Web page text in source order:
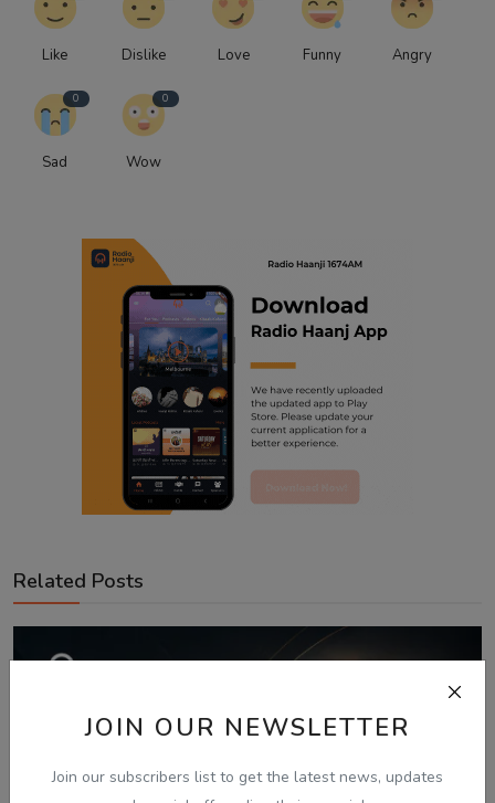
JOIN OUR NEWSLETTER
Join our subscribers list to get the latest news, updates
Like Dislike Love Funny Angry
0
Sad
0
Wow
Related Posts